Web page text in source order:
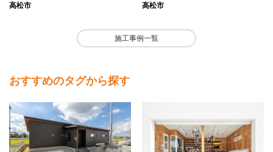
高松市 高松市
施工事例一覧
おすすめのタグから探す